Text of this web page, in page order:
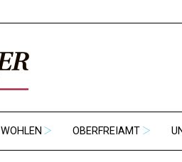
WOHLEN OBERFREIAMT